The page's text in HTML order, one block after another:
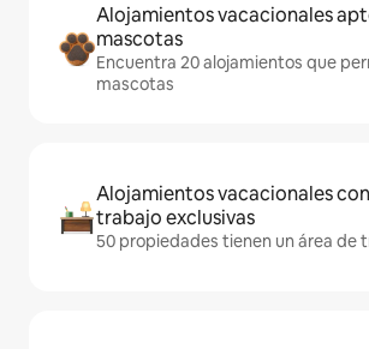
Alojamientos vacacionales
mascotas
Encuentra 20 alojamientos que
mascotas
Alojamientos vacacionales
trabajo exclusivas
50 propiedades tienen un área de